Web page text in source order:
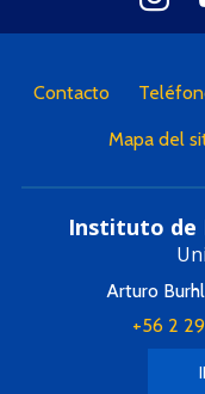
Contacto
Mapa del
Instituto de
Arturo
+56 2